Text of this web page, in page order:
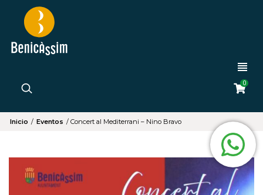
0
Inicio / Eventos / Concert al Mediterrani – Nino Bravo